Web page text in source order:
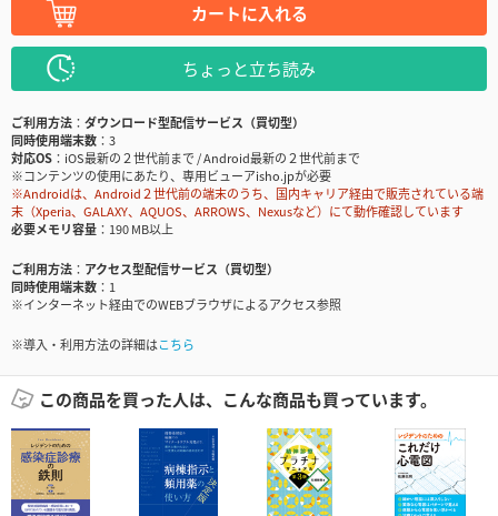
カートに入れる
ちょっと立ち読み
ご利用方法
ダウンロード型配信サービス（買切型）
同時使用端末数
3
対応OS
iOS最新の２世代前まで / Android最新の２世代前まで
※コンテンツの使用にあたり、専用ビューアisho.jpが必要
※Androidは、Android２世代前の端末のうち、国内キャリア経由で販売されている端
末（Xperia、GALAXY、AQUOS、ARROWS、Nexusなど）にて動作確認しています
必要メモリ容量
190 MB以上
ご利用方法
アクセス型配信サービス（買切型）
同時使用端末数
1
※インターネット経由でのWEBブラウザによるアクセス参照
※導入・利用方法の詳細はこちら
この商品を買った人は、こんな商品も買っています。